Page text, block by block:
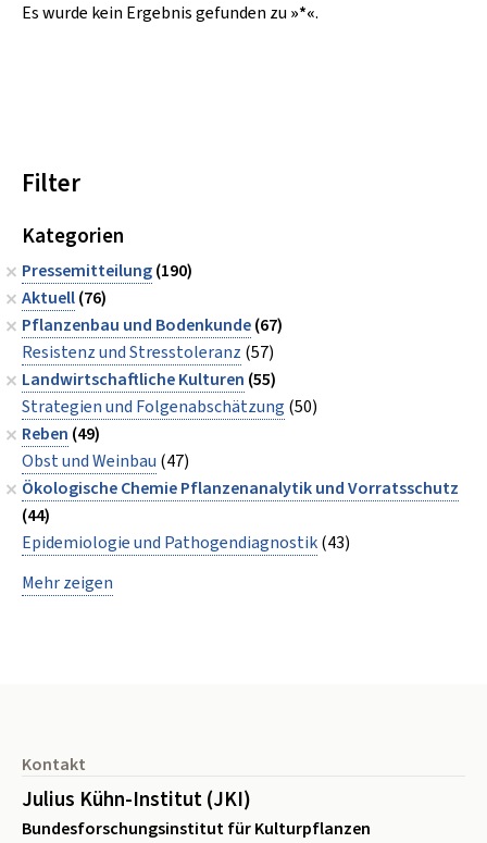
Es wurde kein Ergebnis gefunden zu »*«.
Filter
Kategorien
Pressemitteilung(190)
Aktuell(76)
Pflanzenbau und Bodenkunde(67)
Resistenz und Stresstoleranz (57)
Landwirtschaftliche Kulturen (55)
Strategien und Folgenabschätzung (50)
Reben (49)
Obst und Weinbau (47)
Ökologische Chemie Pflanzenanalytik und Vorratsschutz
(44)
Epidemiologie und Pathogendiagnostik(43)
Mehr zeigen
Kontakt
Julius Kühn-Institut (JKI)
Bundesforschungsinstitut für Kulturpflanzen